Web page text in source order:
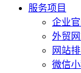
服务项目
企业官
外贸
网站
微信